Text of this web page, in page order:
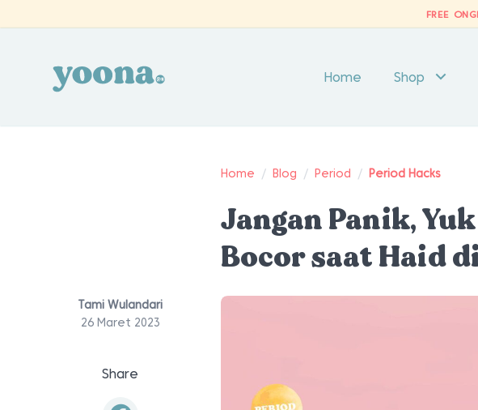
FREE
Home Shop
Home / Blog / Period / Period Hacks
Jangan Panik,
Bocor saat Haid
Tami Wulandari
26 Maret 2023
Share